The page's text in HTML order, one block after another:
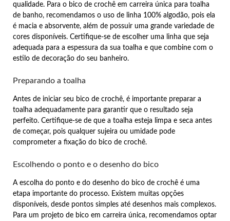
qualidade. Para o bico de crochê em carreira única para toalha
de banho, recomendamos o uso de linha 100% algodão, pois ela
é macia e absorvente, além de possuir uma grande variedade de
cores disponíveis. Certifique-se de escolher uma linha que seja
adequada para a espessura da sua toalha e que combine com o
estilo de decoração do seu banheiro.
Preparando a toalha
Antes de iniciar seu bico de crochê, é importante preparar a
toalha adequadamente para garantir que o resultado seja
perfeito. Certifique-se de que a toalha esteja limpa e seca antes
de começar, pois qualquer sujeira ou umidade pode
comprometer a fixação do bico de crochê.
Escolhendo o ponto e o desenho do bico
A escolha do ponto e do desenho do bico de crochê é uma
etapa importante do processo. Existem muitas opções
disponíveis, desde pontos simples até desenhos mais complexos.
Para um projeto de bico em carreira única, recomendamos optar